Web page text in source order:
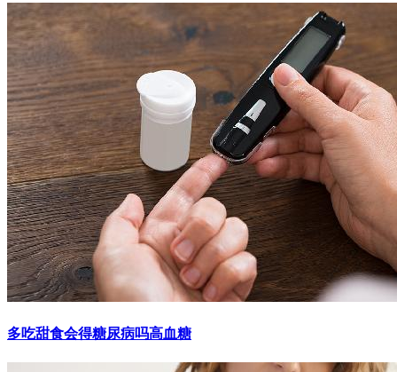
多吃甜食会得糖尿病吗高血糖